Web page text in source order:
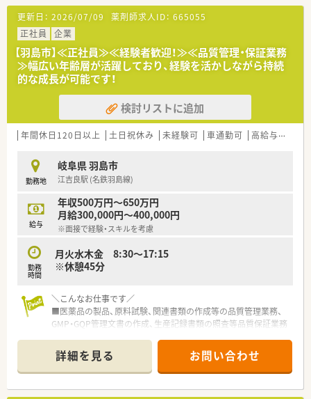
【法人特徴について】
■岐阜県内において地域密着型の調剤薬局を現在2店舗展開して
おり、今後もさらなる店舗展開を予定しています。
■地域の皆様から信頼されるかかりつけ薬局を目指し、心のこも
った丁寧な医療サービスの提供に努めています。
■現場の声を大切にする風通しの良い社風であり、将来は経営陣
の右腕として活躍できるチャンスもあります。
【勤務実態について】
■営業時間は平日19時までとなっており、水曜日と土曜日は午
前中や夕方前までの変則的な勤務時間となります。
基本的には常時3名から4名での複数名体制です。
■時間外勤務が発生した場合には分単位でしっかりと時間外手
当が支給されるため、安心して業務に集中できます。
【想定されるキャリアイメージ】
■まずは日々の調剤業務や服薬指導を通じて、小児科やアレルギ
ー科領域における専門的なスキルを習得していただきます。
医療に欠かせない実践的な対応力を身につけられます。
■ゆくゆくは店舗の管理薬剤師や、経営層の右腕として新規店舗
更新日： 2026/07/09 薬剤師求人ID： 665055
正社員
企業
【羽島市】≪正社員≫≪経験者歓迎！≫≪品質管理・保証業務
≫幅広い年齢層が活躍しており、経験を活かしながら持続
的な成長が可能です！
検討リストに追加
年間休日120日以上 土日祝休み 未経験可 車通勤可 高給与(600万円以上)
勤務地
岐阜県 羽島市
江吉良駅 (名鉄羽島線)
給与
年収500万円～650万円
月給300,000円～400,000円
※面接で経験・スキルを考慮
勤務
時間
月火水木金 8:30～17:15
※休憩45分
＼こんなお仕事です／
■医薬品の製品、原料試験、関連書類の作成等の品質管理業務、
GMP・GQP管理文書の作成、生産記録書類の照査等品質保証業務
す。
＼こんな会社です／
■岐阜県を中心に4つの事業所を構える半世紀近くの歴史ある法
詳細を見る お問い合わせ